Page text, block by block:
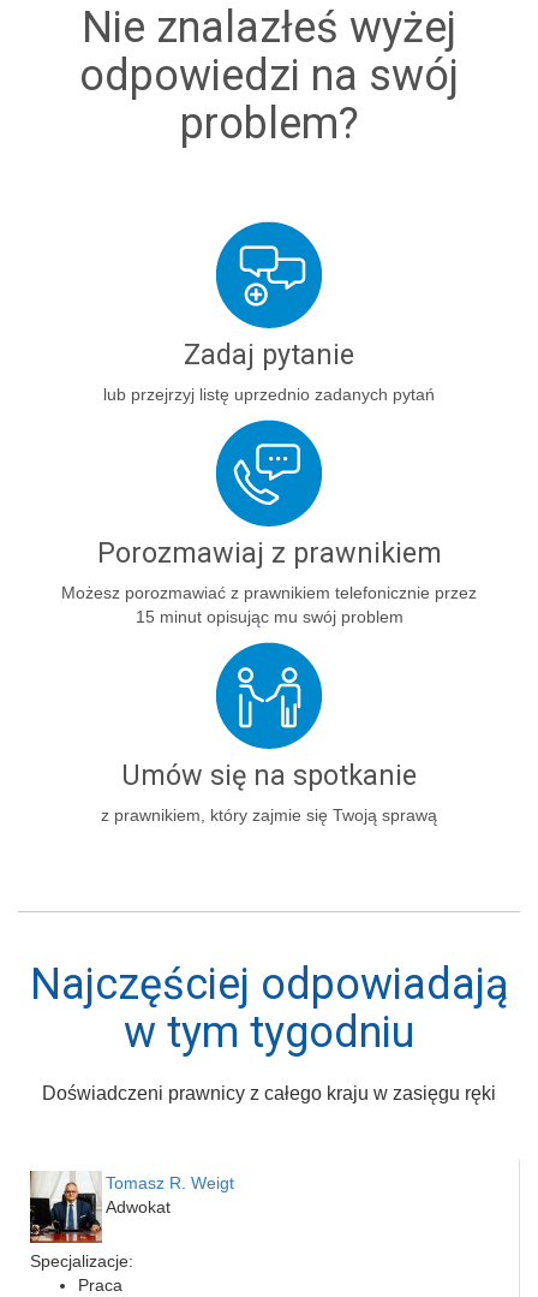
Nie znalazłeś wyżej
odpowiedzi na swój
problem?
Zadaj pytanie
lub przejrzyj listę uprzednio zadanych pytań
Porozmawiaj z prawnikiem
Możesz porozmawiać z prawnikiem telefonicznie przez
15 minut opisując mu swój problem
Umów się na spotkanie
z prawnikiem, który zajmie się Twoją sprawą
Najczęściej odpowiadają
w tym tygodniu
Doświadczeni prawnicy z całego kraju w zasięgu ręki
Tomasz R. Weigt
Adwokat
Specjalizacje:
Praca